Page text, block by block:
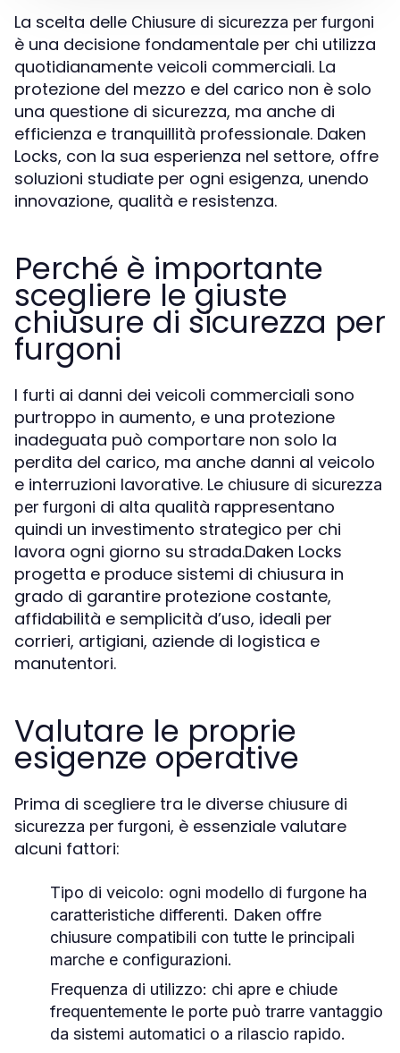
La scelta delle Chiusure di sicurezza per furgoni
è una decisione fondamentale per chi utilizza
quotidianamente veicoli commerciali. La
protezione del mezzo e del carico non è solo
una questione di sicurezza, ma anche di
efficienza e tranquillità professionale. Daken
Locks, con la sua esperienza nel settore, offre
soluzioni studiate per ogni esigenza, unendo
innovazione, qualità e resistenza.
Perché è importante
scegliere le giuste
chiusure di sicurezza per
furgoni
I furti ai danni dei veicoli commerciali sono
purtroppo in aumento, e una protezione
inadeguata può comportare non solo la
perdita del carico, ma anche danni al veicolo
e interruzioni lavorative. Le chiusure di sicurezza
per furgoni di alta qualità rappresentano
quindi un investimento strategico per chi
lavora ogni giorno su strada.Daken Locks
progetta e produce sistemi di chiusura in
grado di garantire protezione costante,
affidabilità e semplicità d’uso, ideali per
corrieri, artigiani, aziende di logistica e
manutentori.
Valutare le proprie
esigenze operative
Prima di scegliere tra le diverse chiusure di
sicurezza per furgoni, è essenziale valutare
alcuni fattori:
Tipo di veicolo: ogni modello di furgone ha
caratteristiche differenti. Daken offre
chiusure compatibili con tutte le principali
marche e configurazioni.
Frequenza di utilizzo: chi apre e chiude
frequentemente le porte può trarre vantaggio
da sistemi automatici o a rilascio rapido.